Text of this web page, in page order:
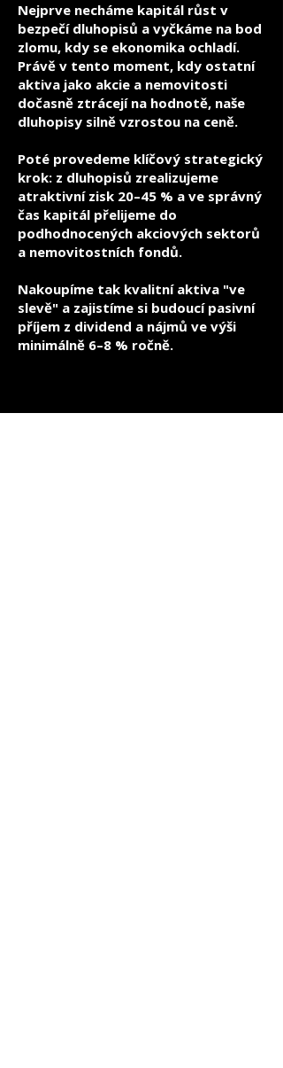
Nejprve necháme kapitál růst v
bezpečí dluhopisů a vyčkáme na bod
zlomu, kdy se ekonomika ochladí.
Právě v tento moment, kdy ostatní
aktiva jako akcie a nemovitosti
dočasně ztrácejí na hodnotě, naše
dluhopisy silně vzrostou na ceně.
Poté provedeme klíčový strategický
krok: z dluhopisů zrealizujeme
atraktivní zisk 20–45 % a ve správný
čas kapitál přelijeme do
podhodnocených akciových sektorů
a nemovitostních fondů.
Nakoupíme tak kvalitní aktiva "ve
slevě" a zajistíme si budoucí pasivní
příjem z dividend a nájmů ve výši
minimálně 6–8 % ročně.